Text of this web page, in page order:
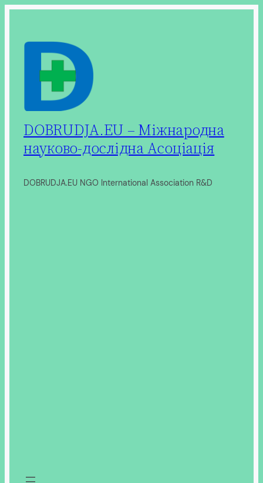
вмісту
DOBRUDJA.EU – Міжнародна
науково-дослідна Асоціація
DOBRUDJA.EU NGO International Association R&D